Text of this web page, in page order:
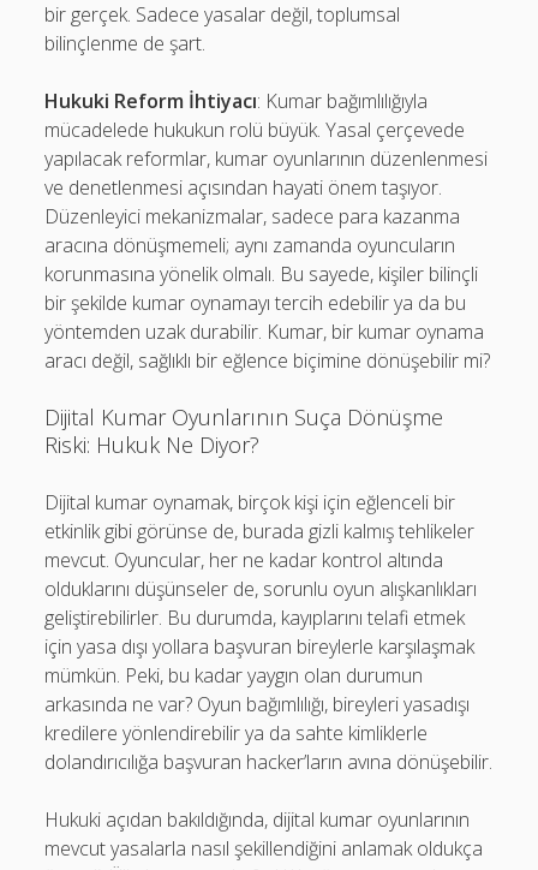
bir gerçek. Sadece yasalar değil, toplumsal
bilinçlenme de şart.
Hukuki Reform İhtiyacı: Kumar bağımlılığıyla
mücadelede hukukun rolü büyük. Yasal çerçevede
yapılacak reformlar, kumar oyunlarının düzenlenmesi
ve denetlenmesi açısından hayati önem taşıyor.
Düzenleyici mekanizmalar, sadece para kazanma
aracına dönüşmemeli; aynı zamanda oyuncuların
korunmasına yönelik olmalı. Bu sayede, kişiler bilinçli
bir şekilde kumar oynamayı tercih edebilir ya da bu
yöntemden uzak durabilir. Kumar, bir kumar oynama
aracı değil, sağlıklı bir eğlence biçimine dönüşebilir mi?
Dijital Kumar Oyunlarının Suça Dönüşme
Riski: Hukuk Ne Diyor?
Dijital kumar oynamak, birçok kişi için eğlenceli bir
etkinlik gibi görünse de, burada gizli kalmış tehlikeler
mevcut. Oyuncular, her ne kadar kontrol altında
olduklarını düşünseler de, sorunlu oyun alışkanlıkları
geliştirebilirler. Bu durumda, kayıplarını telafi etmek
için yasa dışı yollara başvuran bireylerle karşılaşmak
mümkün. Peki, bu kadar yaygın olan durumun
arkasında ne var? Oyun bağımlılığı, bireyleri yasadışı
kredilere yönlendirebilir ya da sahte kimliklerle
dolandırıcılığa başvuran hacker’ların avına dönüşebilir.
Hukuki açıdan bakıldığında, dijital kumar oyunlarının
mevcut yasalarla nasıl şekillendiğini anlamak oldukça